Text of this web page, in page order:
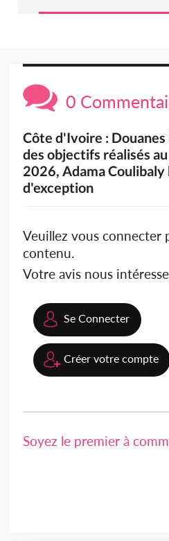
0
Côte d'Ivoire :
des objectifs réalisés
2026, Adama
d'exception
Veuillez vous connecter
contenu.
Votre avis nous
Se Connecter
Créer votre compte
Soyez le premier à